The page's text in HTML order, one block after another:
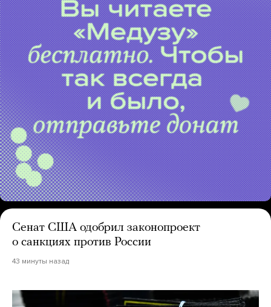
Сенат США одобрил законопроект
о санкциях против России
43 минуты назад